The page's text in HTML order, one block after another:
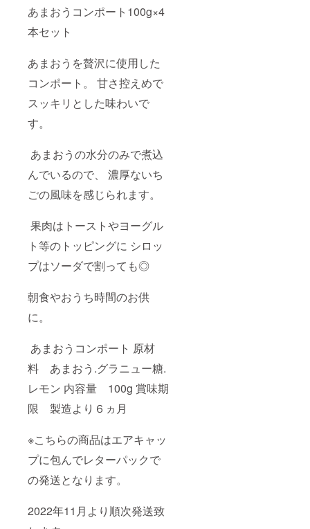
あまおうコンポート100g×4
本セット
あまおうを贅沢に使用した
コンポート。 甘さ控えめで
スッキリとした味わいで
す。
あまおうの水分のみで煮込
んでいるので、 濃厚ないち
ごの風味を感じられます。
果肉はトーストやヨーグル
ト等のトッピングに シロッ
プはソーダで割っても◎
朝食やおうち時間のお供
に。
あまおうコンポート 原材
料 あまおう.グラニュー糖.
レモン 内容量 100g 賞味期
限 製造より６ヵ月
※こちらの商品はエアキャッ
プに包んでレターパックで
の発送となります。
2022年11月より順次発送致